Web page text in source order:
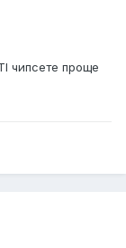
чипсете проще